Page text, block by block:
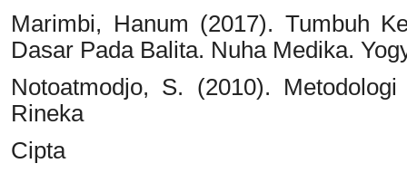
Marimbi, Hanum (2017). Tumbuh
Dasar Pada Balita. Nuha Medika.
Notoatmodjo, S. (2010).
Rineka
Cipta